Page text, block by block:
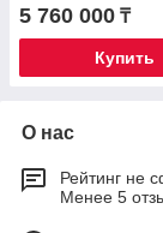
5 760 000 ₸
Купить
О нас
Рейтинг не
Менее 5